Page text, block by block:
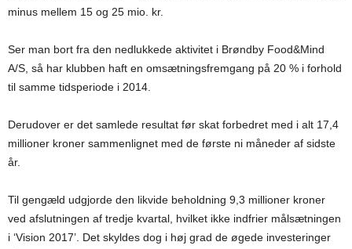
minus mellem 15 og 25 mio. kr.
Ser man bort fra den nedlukkede aktivitet i Brøndby Food&Mind
A/S, så har klubben haft en omsætningsfremgang på 20 % i forhold
til samme tidsperiode i 2014.
Derudover er det samlede resultat før skat forbedret med i alt 17,4
millioner kroner sammenlignet med de første ni måneder af sidste
år.
Til gengæld udgjorde den likvide beholdning 9,3 millioner kroner
ved afslutningen af tredje kvartal, hvilket ikke indfrier målsætningen
i ‘Vision 2017’. Det skyldes dog i høj grad de øgede investeringer